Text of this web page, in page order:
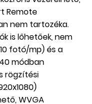
Remote
nem tartozéka.
is lőhetőek, nem
fotó/mp) és a
módban
rögzítési
WVGA